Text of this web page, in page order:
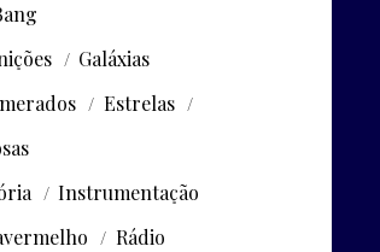
Galáxias
Estrelas
Instrumentação
Rádio